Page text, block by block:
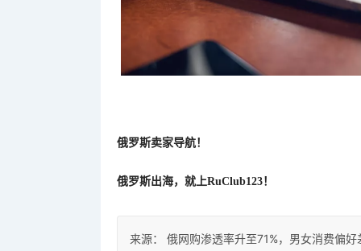
俄罗斯卖家导航！
俄罗斯出海，就上RuClub123！
来源：
俄网购渗透率升至71%，男女消费偏好